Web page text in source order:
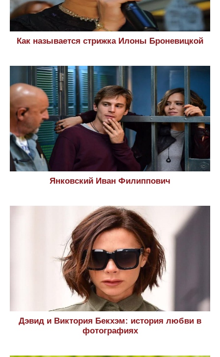
Как называется стрижка Илоны Броневицкой
Янковский Иван Филиппович
Дэвид и Виктория Бекхэм: история любви в
фотографиях